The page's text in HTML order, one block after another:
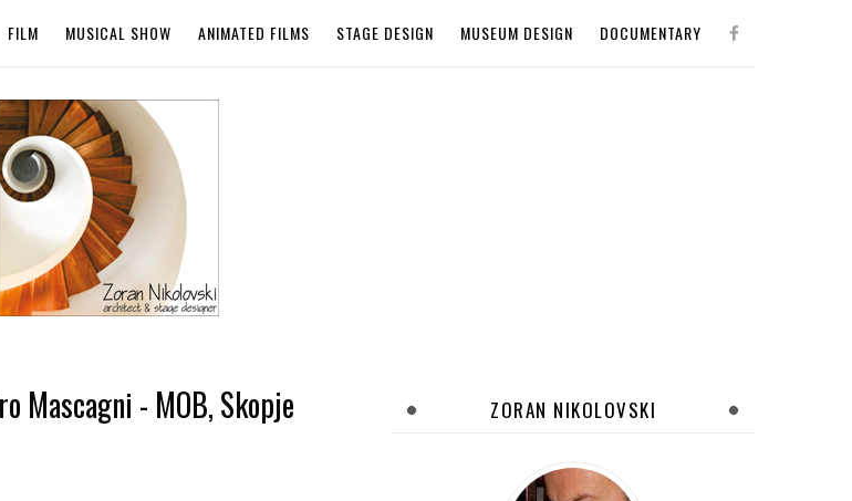
FILM MUSICAL SHOW ANIMATED FILMS STAGE DESIGN MUSEUM DESIGN DOCUMENTARY
Mascagni - MOB, Skopje ZORAN NIKOLOVSKI